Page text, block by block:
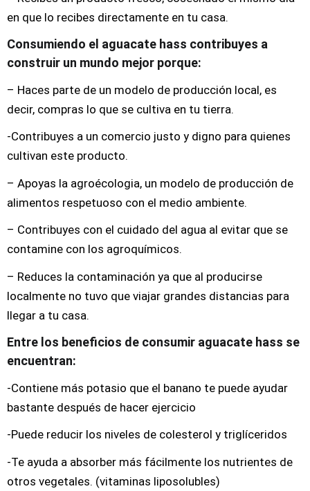
en que lo recibes directamente en tu casa.
Consumiendo el aguacate hass contribuyes a
construir un mundo mejor porque:
– Haces parte de un modelo de producción local, es
decir, compras lo que se cultiva en tu tierra.
-Contribuyes a un comercio justo y digno para quienes
cultivan este producto.
– Apoyas la agroécologia, un modelo de producción de
alimentos respetuoso con el medio ambiente.
– Contribuyes con el cuidado del agua al evitar que se
contamine con los agroquímicos.
– Reduces la contaminación ya que al producirse
localmente no tuvo que viajar grandes distancias para
llegar a tu casa.
Entre los beneficios de consumir aguacate hass se
encuentran:
-Contiene más potasio que el banano te puede ayudar
bastante después de hacer ejercicio
-Puede reducir los niveles de colesterol y triglíceridos
-Te ayuda a absorber más fácilmente los nutrientes de
otros vegetales. (vitaminas liposolubles)